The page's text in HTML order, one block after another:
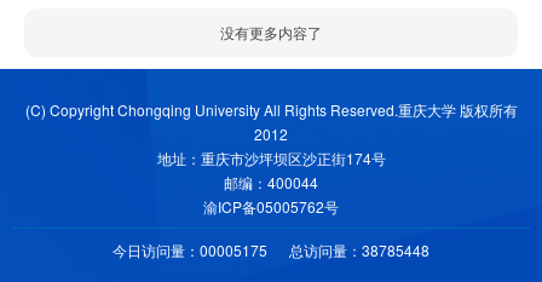
没有更多内容了
(C) Copyright Chongqing University All Rights Reserved.重庆大学 版权所有
2012
地址：重庆市沙坪坝区沙正街174号
邮编：400044
渝ICP备05005762号
今日访问量： 00005175 总访问量： 38785448